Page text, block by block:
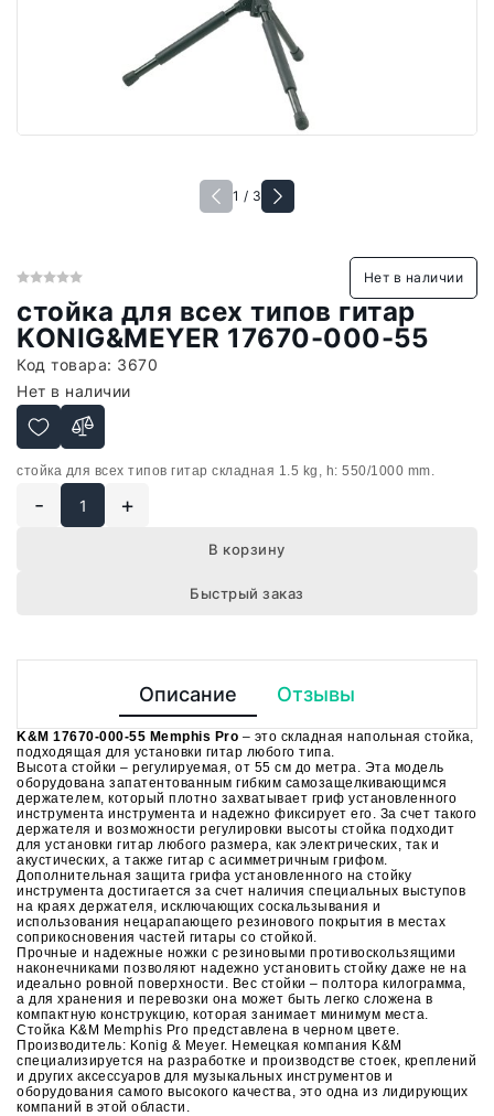
1 / 3
Нет в наличии
стойка для всех типов гитар
KONIG&MEYER 17670-000-55
Код товара: 3670
Нет в наличии
стойка для всех типов гитар складная 1.5 kg, h: 550/1000 mm.
- +
В корзину
Быстрый заказ
Описание Отзывы
K&M 17670-000-55 Memphis Pro – это складная напольная стойка,
подходящая для установки гитар любого типа.
Высота стойки – регулируемая, от 55 см до метра. Эта модель
оборудована запатентованным гибким самозащелкивающимся
держателем, который плотно захватывает гриф установленного
инструмента инструмента и надежно фиксирует его. За счет такого
держателя и возможности регулировки высоты стойка подходит
для установки гитар любого размера, как электрических, так и
акустических, а также гитар с асимметричным грифом.
Дополнительная защита грифа установленного на стойку
инструмента достигается за счет наличия специальных выступов
на краях держателя, исключающих соскальзывания и
использования нецарапающего резинового покрытия в местах
соприкосновения частей гитары со стойкой.
Прочные и надежные ножки с резиновыми противоскользящими
наконечниками позволяют надежно установить стойку даже не на
идеально ровной поверхности. Вес стойки – полтора килограмма,
а для хранения и перевозки она может быть легко сложена в
компактную конструкцию, которая занимает минимум места.
Стойка K&M Memphis Pro представлена в черном цвете.
Производитель: Konig & Meyer. Немецкая компания K&M
специализируется на разработке и производстве стоек, креплений
и других аксессуаров для музыкальных инструментов и
оборудования самого высокого качества, это одна из лидирующих
компаний в этой области.